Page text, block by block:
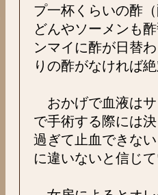
プ一杯くらいの酢
どんやソーメンも
ンマイに酢が日替
りの酢がなければ
おかげで血液はサ
で手術する際には
過ぎて止血できな
に違いないと信じ